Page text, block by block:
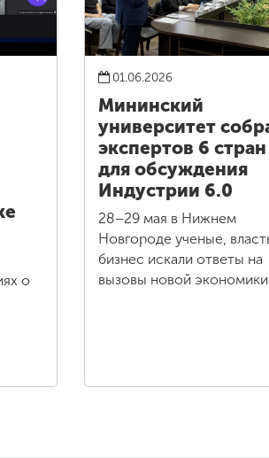
о
01.06.2026
Мининский
университет
экспертов 6 стран
для обсуждения
Индустрии 6.0
28–29 мая в Нижнем
Новгороде ученые,
бизнес искали ответы на
вызовы новой экономики